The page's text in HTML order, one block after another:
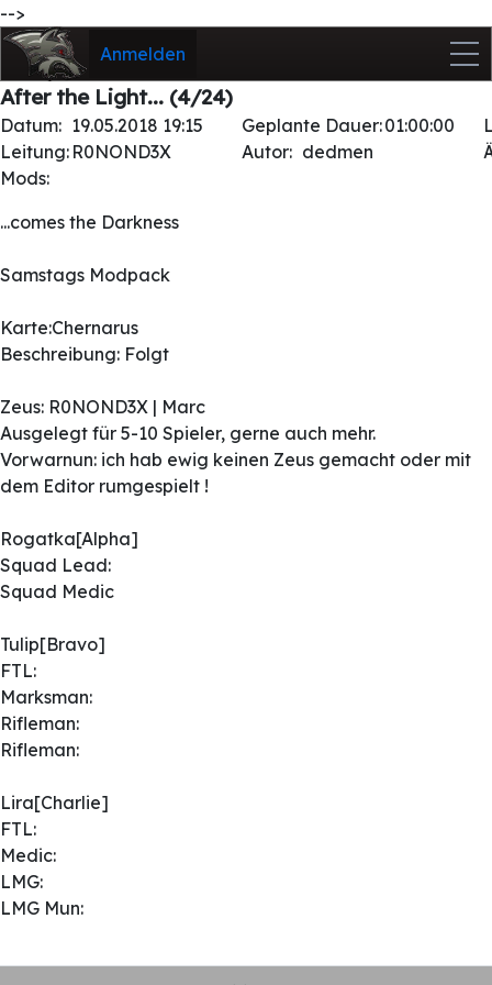
-->
Anmelden
After the Light... (4/24)
Datum: 19.05.2018 19:15 Geplante Dauer:01:00:00
Leitung: R0NOND3X Autor: dedmen
Mods:
...comes the Darkness
Samstags Modpack
Karte:Chernarus
Beschreibung: Folgt
Zeus: R0NOND3X | Marc
Ausgelegt für 5-10 Spieler, gerne auch mehr.
Vorwarnun: ich hab ewig keinen Zeus gemacht oder mit
dem Editor rumgespielt !
Rogatka[Alpha]
Squad Lead:
Squad Medic
Tulip[Bravo]
FTL:
Marksman:
Rifleman:
Rifleman:
Lira[Charlie]
FTL:
Medic:
LMG:
LMG Mun: